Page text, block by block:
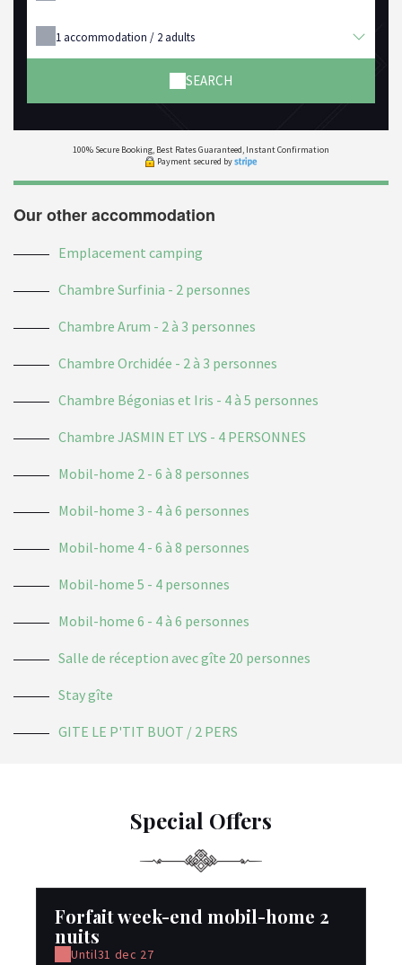
1 accommodation / 2 adults
SEARCH
100% Secure Booking, Best Rates Guaranteed, Instant Confirmation
Payment secured by
Our other accommodation
Emplacement camping
Chambre Surfinia - 2 personnes
Chambre Arum - 2 à 3 personnes
Chambre Orchidée - 2 à 3 personnes
Chambre Bégonias et Iris - 4 à 5 personnes
Chambre JASMIN ET LYS - 4 PERSONNES
Mobil-home 2 - 6 à 8 personnes
Mobil-home 3 - 4 à 6 personnes
Mobil-home 4 - 6 à 8 personnes
Mobil-home 5 - 4 personnes
Mobil-home 6 - 4 à 6 personnes
Salle de réception avec gîte 20 personnes
Stay gîte
GITE LE P'TIT BUOT / 2 PERS
Special Offers
Forfait week-end mobil-home 2
nuits
Until31 dec 27